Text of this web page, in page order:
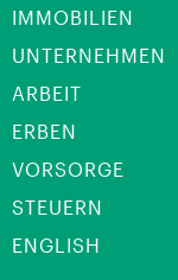
IMMOBILIEN
UNTERNEHMEN
ARBEIT
ERBEN
VORSORGE
STEUERN
ENGLISH